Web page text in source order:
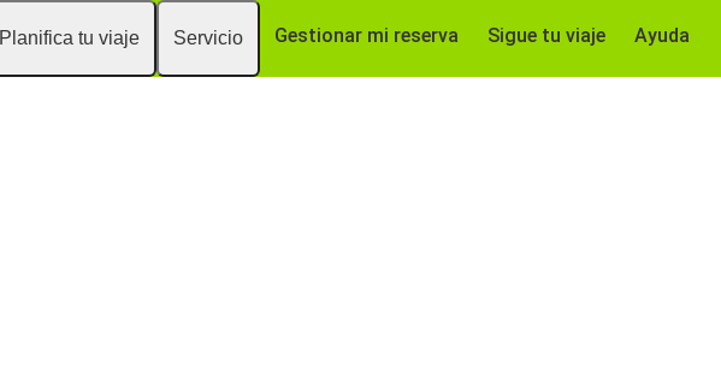
Planifica tu viaje Servicio Gestionar mi reserva Sigue tu viaje Ayuda